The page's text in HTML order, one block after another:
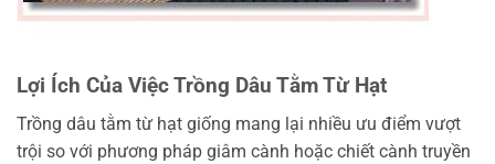
Lợi Ích Của Việc Trồng Dâu Tằm Từ Hạt
Trồng dâu tằm từ hạt giống mang lại nhiều ưu điểm vượt
trội so với phương pháp giâm cành hoặc chiết cành truyền